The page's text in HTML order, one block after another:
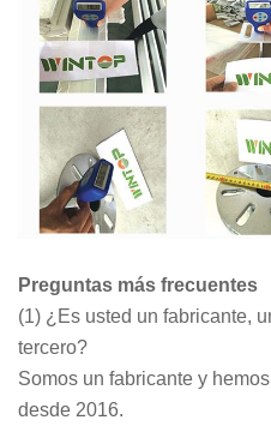
Preguntas más frecuentes
(1) ¿Es usted un fabricante,
tercero?
Somos un fabricante y
desde 2016.